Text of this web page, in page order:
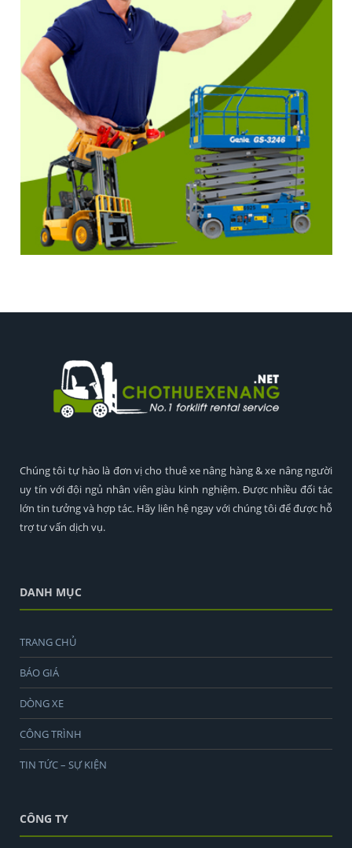
Chúng tôi tự hào là đơn vị cho thuê xe nâng hàng & xe nâng người
uy tín với đội ngủ nhân viên giàu kinh nghiệm. Được nhiều đối tác
lớn tin tưởng và hợp tác. Hãy liên hệ ngay với chúng tôi để được hỗ
trợ tư vấn dịch vụ.
DANH MỤC
TRANG CHỦ
BÁO GIÁ
DÒNG XE
CÔNG TRÌNH
TIN TỨC – SỰ KIỆN
CÔNG TY